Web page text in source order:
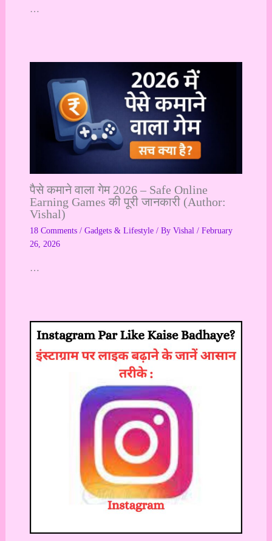
…
पैसे कमाने वाला गेम 2026 – Safe Online
Earning Games की पूरी जानकारी (Author:
Vishal)
18 Comments / Gadgets & Lifestyle/ By Vishal / February
26, 2026
…